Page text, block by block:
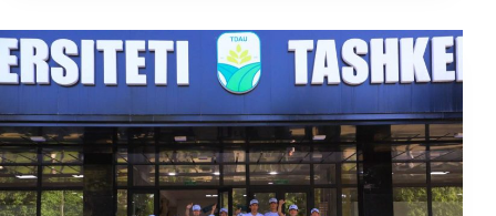
ПРОГРЕССА!